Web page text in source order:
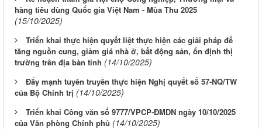
hàng tiêu dùng Quốc gia Việt Nam - Mùa Thu 2025
(15/10/2025)
Triển khai thực hiện quyết liệt thực hiện các giải pháp để
tăng nguồn cung, giảm giá nhà ở, bất động sản, ổn định thị
trường trên địa bàn tỉnh (14/10/2025)
Đẩy mạnh tuyên truyền thực hiện Nghị quyết số 57-NQ/TW
của Bộ Chính trị (14/10/2025)
Triển khai Công văn số 9777/VPCP-ĐMDN ngày 10/10/2025
của Văn phòng Chính phủ (14/10/2025)